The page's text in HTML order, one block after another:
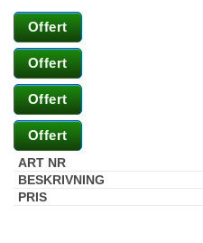
Offert
Offert
Offert
Offert
Nödvändiga